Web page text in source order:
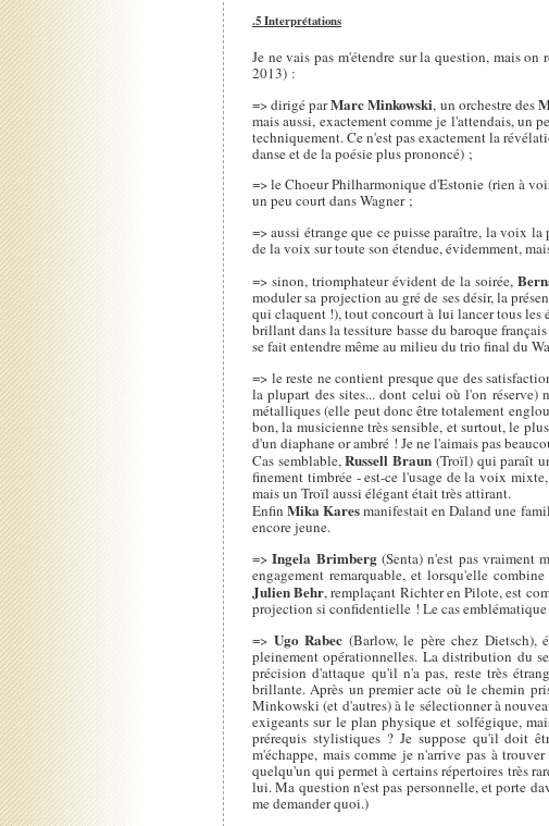
.5 Interprétations
Je ne vais pas m'étendre sur la question, mais
2013) :
=> dirigé parMarc Minkowski, un orchestre des
mais aussi, exactement comme je l'attendais, un
techniquement. Ce n'est pas exactement la
danse et de la poésie plus prononcé) ;
=> le Choeur Philharmonique d'Estonie (rien à
un peu court dans Wagner ;
=> aussi étrange que ce puisse paraître, la voix
de la voix sur toute son étendue, évidemment,
=> sinon, triomphateur évident de la soirée,
moduler sa projection au gré de ses désir, la
qui claquent !), tout concourt à lui lancer tous les
brillant dans la tessiture basse du baroque
se fait entendre même au milieu du trio final du
=> le reste ne contient presque que des
la plupart des sites... dont celui où l'on réserve)
métalliques (elle peut donc être totalement
bon, la musicienne très sensible, et surtout, le
d'un diaphane or ambré ! Je ne l'aimais pas
Cas semblable,Russell Braun (Troïl) qui paraît
finement timbrée - est-ce l'usage de la voix
mais un Troïl aussi élégant était très attirant.
EnfinMika Karesmanifestait en Daland une
encore jeune.
=>Ingela Brimberg(Senta) n'est pas vraiment
engagement remarquable, et lorsqu'elle
Julien Behr, remplaçant Richter en Pilote, est
projection si confidentielle ! Le cas
=> Ugo Rabec (Barlow, le père chez Dietsch),
pleinement opérationnelles. La distribution du
précision d'attaque qu'il n'a pas, reste très
brillante. Après un premier acte où le chemin
Minkowski (et d'autres) à le sélectionner à
exigeants sur le plan physique et solfégique,
prérequis stylistiques ? Je suppose qu'il doit
m'échappe, mais comme je n'arrive pas à
quelqu'un qui permet à certains répertoires très
lui. Ma question n'est pas personnelle, et porte
me demander quoi.)